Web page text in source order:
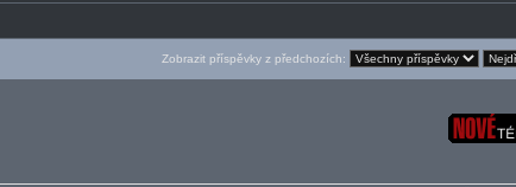
Zobrazit příspěvky z předchozích: